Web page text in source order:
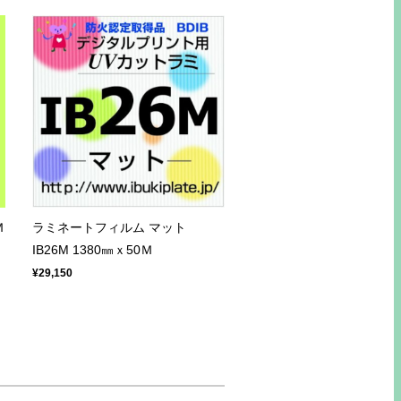
ラミネートフィルム マット
IB26M 1380㎜ｘ50Ｍ
¥29,150